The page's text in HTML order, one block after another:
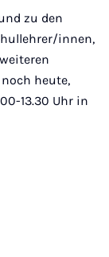
zu den
innen,
heute,
13.30 Uhr in